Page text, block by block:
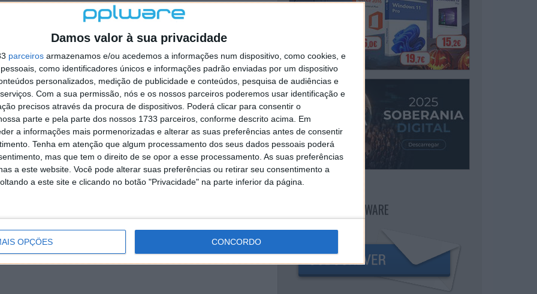
Damos valor à sua privacidade
parceiros armazenamos e/ou acedemos a informações num dispositivo, como cookies, e
como identificadores únicos e informações padrão enviadas por um dispositivo
personalizados, medição de publicidade e conteúdos, pesquisa de audiências e
Com a sua permissão, nós e os nossos parceiros poderemos usar identificação e
precisos através da procura de dispositivos. Poderá clicar para consentir o
parte e pela parte dos nossos 1733 parceiros, conforme descrito acima. Em
a informações mais pormenorizadas e alterar as suas preferências antes de consentir
Tenha em atenção que algum processamento dos seus dados pessoais poderá
mas que tem o direito de se opor a esse processamento. As suas preferências
a este website. Você pode alterar suas preferências ou retirar seu consentimento a
a este site e clicando no botão "Privacidade" na parte inferior da página.
OPÇÕES CONCORDO
Autor:Pedro Pinto
PRÓXIMO ARTIGO
Volumouse – Controle o som do PC com o rato
NEWSLETTER PPLWARE